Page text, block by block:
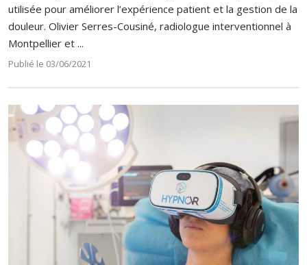
utilisée pour améliorer l’expérience patient et la gestion de la
douleur. Olivier Serres-Cousiné, radiologue interventionnel à
Montpellier et ...
Publié le 03/06/2021